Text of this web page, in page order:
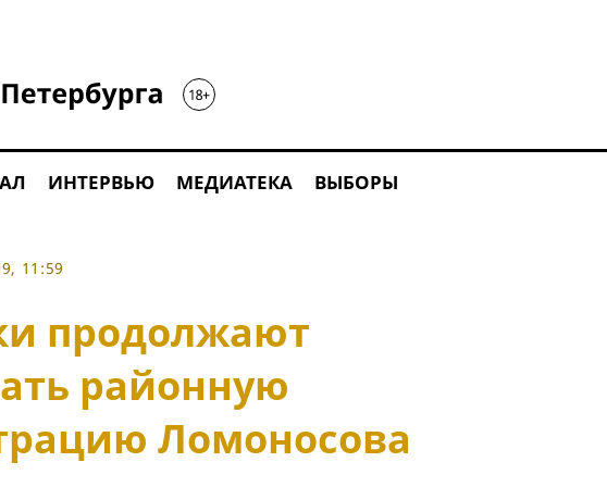
ИНТЕРВЬЮ МЕДИАТЕКА ВЫБОРЫ
11:59
продолжают
районную
Ломоносова